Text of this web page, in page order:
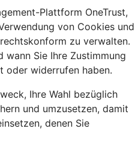
Plattform OneTrust,
von Cookies und
zu verwalten.
Sie Ihre Zustimmung
oder widerrufen haben.
Ihre Wahl bezüglich
und umzusetzen, damit
denen Sie